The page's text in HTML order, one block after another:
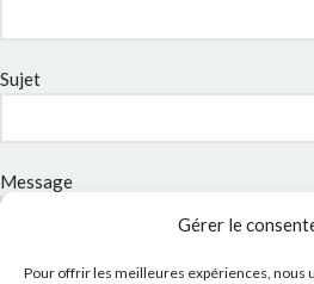
Gérer le
Pour offrir les meilleures expériences, nous
Sujet
Message